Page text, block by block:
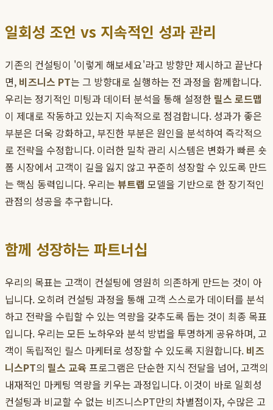
일회성 조언 vs 지속적인 성과 관리
기존의 컨설팅이 '이렇게 해보세요'라고 방향만 제시하고 끝난다
면, 비즈니스 PT는 그 방향대로 실행하는 전 과정을 함께합니다.
우리는 정기적인 미팅과 데이터 분석을 통해 설정한 릴스 로드맵
이 제대로 작동하고 있는지 지속적으로 점검합니다. 성과가 좋은
부분은 더욱 강화하고, 부진한 부분은 원인을 분석하여 즉각적으
로 전략을 수정합니다. 이러한 밀착 관리 시스템은 변화가 빠른 숏
폼 시장에서 고객이 길을 잃지 않고 꾸준히 성장할 수 있도록 만드
는 핵심 동력입니다. 우리는 뷰트랩 모델을 기반으로 한 장기적인
관점의 성공을 추구합니다.
함께 성장하는 파트너십
우리의 목표는 고객이 컨설팅에 영원히 의존하게 만드는 것이 아
닙니다. 오히려 컨설팅 과정을 통해 고객 스스로가 데이터를 분석
하고 전략을 수립할 수 있는 역량을 갖추도록 돕는 것이 최종 목표
입니다. 우리는 모든 노하우와 분석 방법을 투명하게 공유하며, 고
객이 독립적인 릴스 마케터로 성장할 수 있도록 지원합니다. 비즈
니스PT의 릴스 교육프로그램은 단순한 지식 전달을 넘어, 고객의
내재적인 마케팅 역량을 키우는 과정입니다. 이것이 바로 일회성
컨설팅과 비교할 수 없는 비즈니스PT만의 차별점이자, 수많은 고